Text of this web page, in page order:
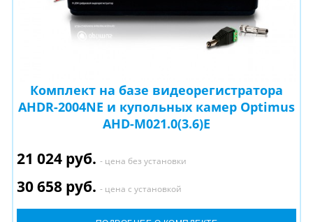
Комплект на базе видеорегистратора
AHDR-2004NE и купольных камер Optimus
AHD-M021.0(3.6)E
21 024 руб. - цена без установки
30 658 руб. - цена с установкой